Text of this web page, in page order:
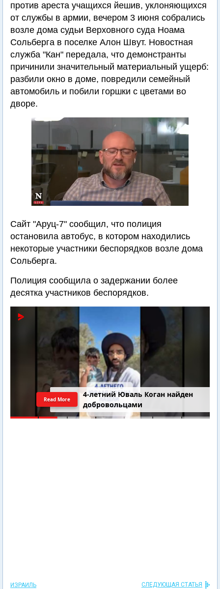
против ареста учащихся йешив, уклоняющихся
от службы в армии, вечером 3 июня собрались
возле дома судьи Верховного суда Ноама
Сольберга в поселке Алон Швут. Новостная
служба "Кан" передала, что демонстранты
причинили значительный материальный ущерб:
разбили окно в доме, повредили семейный
автомобиль и побили горшки с цветами во
дворе.
Сайт "Аруц-7" сообщил, что полиция
остановила автобус, в котором находились
некоторые участники беспорядков возле дома
Сольберга.
Полиция сообщила о задержании более
десятка участников беспорядков.
4-летний Юваль Коган найден
добровольцами
Read More
ИЗРАИЛЬ СЛЕДУЮЩАЯ СТАТЬЯ